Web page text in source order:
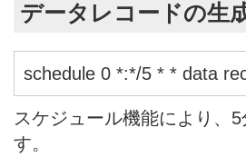
データレコードの生
schedule 0 *:*/5 * * data
スケジュール機能により、
す。